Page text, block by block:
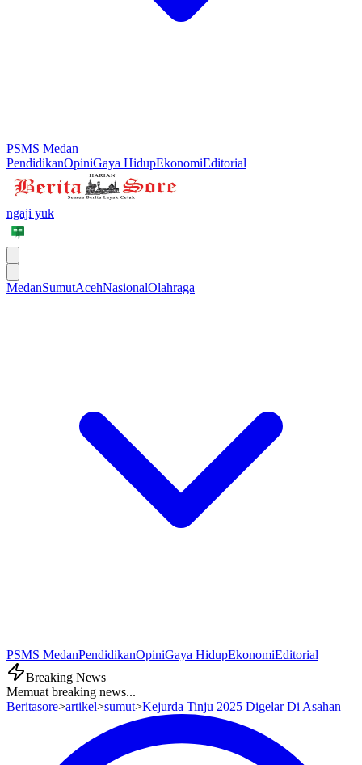
PSMS Medan
PendidikanOpiniGaya HidupEkonomiEditorial
ngaji yuk
MedanSumutAcehNasionalOlahraga
PSMS MedanPendidikanOpiniGaya HidupEkonomiEditorial
Breaking News
Memuat breaking news...
Beritasore>artikel>sumut>Kejurda Tinju 2025 Digelar Di Asahan